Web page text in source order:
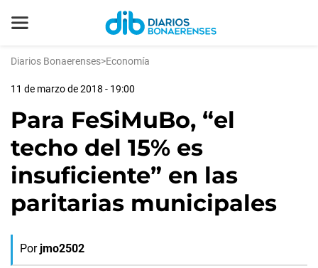
Diarios Bonaerenses>Economía
11 de marzo de 2018 - 19:00
Para FeSiMuBo, “el
techo del 15% es
insuficiente” en las
paritarias municipales
Por jmo2502